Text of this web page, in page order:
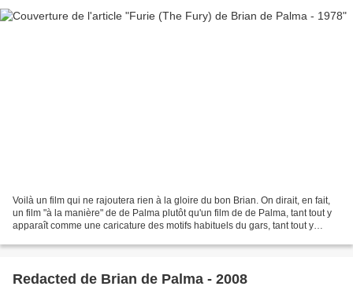
Voilà un film qui ne rajoutera rien à la gloire du bon Brian. On dirait, en fait,
un film "à la manière" de de Palma plutôt qu'un film de de Palma, tant tout y
apparaît comme une caricature des motifs habituels du gars, tant tout y
Redacted de Brian de Palma - 2008